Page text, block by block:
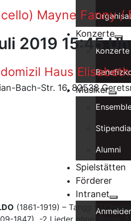
Konzerte
Musiker
Alumni
Spielstätten
Förderer
Intranet
Mayne Fanny /
2019 15:45
Haus Elisabeth
Bach-Str. 16, 82538
(1861-1919) – Tango El Choclo
1847) -2 Lieder ohne Worte